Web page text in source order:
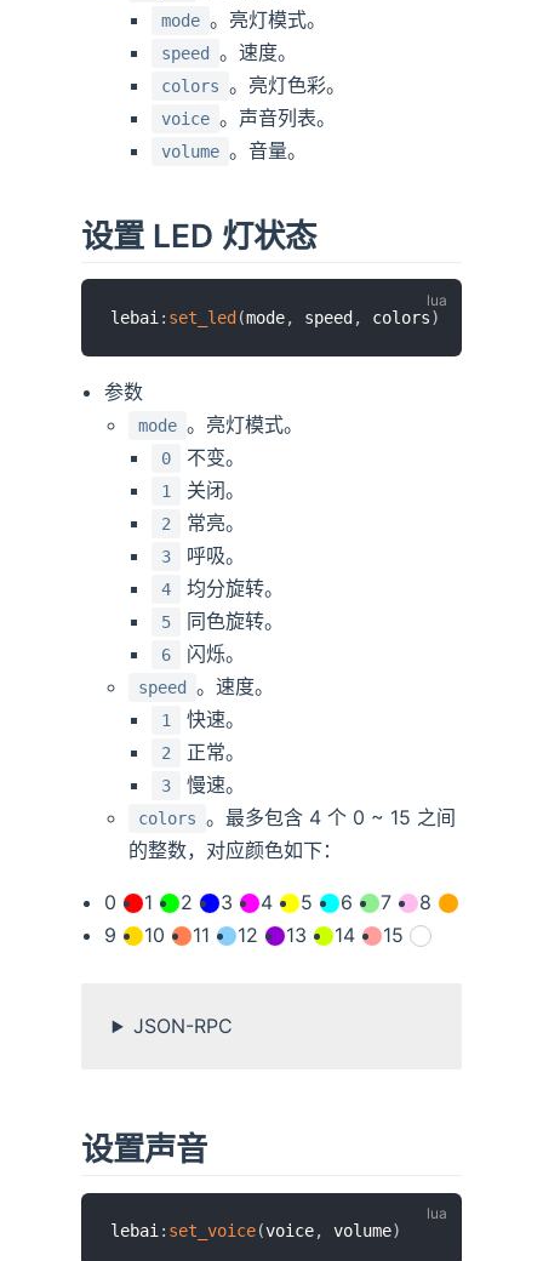
mode 。亮灯模式。
speed 。速度。
colors 。亮灯色彩。
voice 。声音列表。
volume 。音量。
设置 LED 灯状态
lebai : set_led (mode, speed , colors)
参数
mode 。亮灯模式。
0 不变。
1 关闭。
2 常亮。
3 呼吸。
4 均分旋转。
5 同色旋转。
6 闪烁。
speed 。速度。
1 快速。
2 正常。
3 慢速。
colors 。最多包含 4 个 0 ~ 15 之间
的整数，对应颜色如下：
0 1 2 3 4 5 6 7
8
9
10 11 12 13 14 15
JSON-RPC
设置声音
lebai: set_voice(voice, volume)